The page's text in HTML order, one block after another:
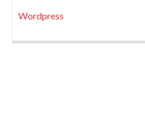
Wordpress